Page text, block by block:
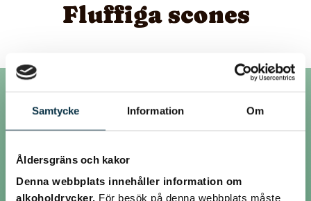
Samtycke Information Om
Åldersgräns och kakor
Denna webbplats innehåller information om
alkoholdrycker. För besök på denna webbplats måste
Fluffiga scones
Inlägg
@orjbar